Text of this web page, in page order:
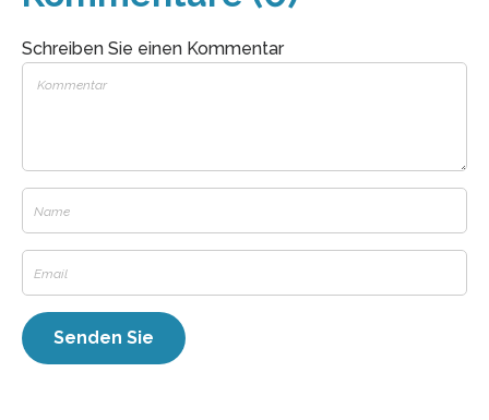
Schreiben Sie einen Kommentar